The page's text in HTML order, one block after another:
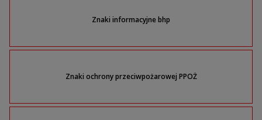
Znaki informacyjne bhp
Znaki ochrony przeciwpożarowej PPOŻ